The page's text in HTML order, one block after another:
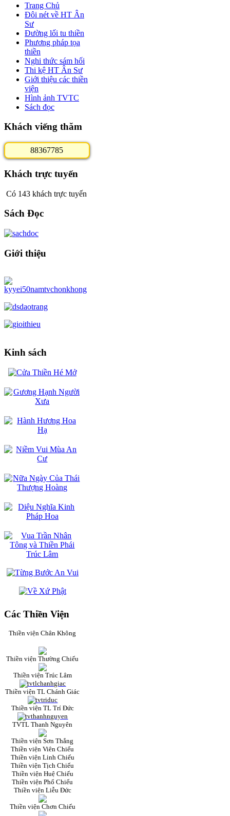
Trang Chủ
Đôi nét về HT Ân
Sư
Đường lối tu thiền
Phương pháp tọa
thiền
Nghi thức sám hối
Thi kệ HT Ân Sư
Giới thiệu các thiền
viện
Hình ảnh TVTC
Sách đọc
Khách viếng thăm
88367785
Khách trực tuyến
Có 143 khách trực tuyến
Sách Đọc
Giới thiệu
Kinh sách
Các Thiền Viện
Thiền viện Chân Không
Thiền viện Thường Chiếu
Thiền viện Trúc Lâm
Thiền viện TL Chánh Giác
Thiền viện TL Trí Đức
TVTL Thanh Nguyên
Thiền viện Sơn Thắng
Thiền viện Viên Chiếu
Thiền viện Linh Chiếu
Thiền viện Tịch Chiếu
Thiền viện Huệ Chiếu
Thiền viện Phổ Chiếu
Thiền viện Liễu Đức
Thiền viện Chơn Chiếu